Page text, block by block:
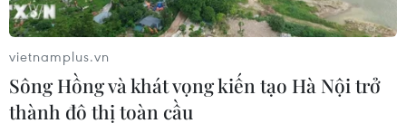
tạp chí Đảng
Bí thư Trung ương Đảng, Trưởng Ban Tuyên giáo Trung
ương cho rằng báo chí ngày càng phong phú, đa dạng,
nhiều kênh thông tin và tác động nhiều đến đảng viên,
vietnamplus.vn
Sông Hồng và khát vọng kiến tạo Hà Nội trở
thành đô thị toàn cầu